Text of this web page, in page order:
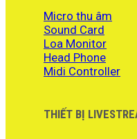
Micro thu âm
Sound Card
Loa Monitor
Head Phone
Midi Controller
THIẾT BỊ